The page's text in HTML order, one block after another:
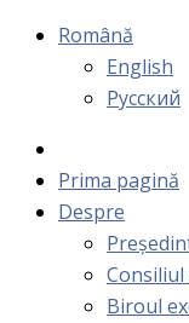
Română
English
Русский
Prima pagină
Despre
Biroul